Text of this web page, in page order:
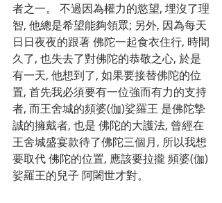
者之一。 不過因為權力的慾望, 埋沒了理
智, 他總是希望能夠領眾; 另外, 因為每天
日日夜夜的跟著 佛陀一起食衣住行, 時間
久了, 也失去了對佛陀的恭敬之心, 於是
有一天, 他想到了, 如果要接替佛陀的位
置, 首先我必須要有一位強而有力的支持
者, 而王舍城的頻婆(伽)娑羅王 是佛陀摯
誠的擁戴者, 也是 佛陀的大護法, 曾經在
王舍城盛宴款待了佛陀三個月, 所以我想
要取代 佛陀的位置, 應該要拉攏 頻婆(伽)
娑羅王的兒子 阿闍世才對。